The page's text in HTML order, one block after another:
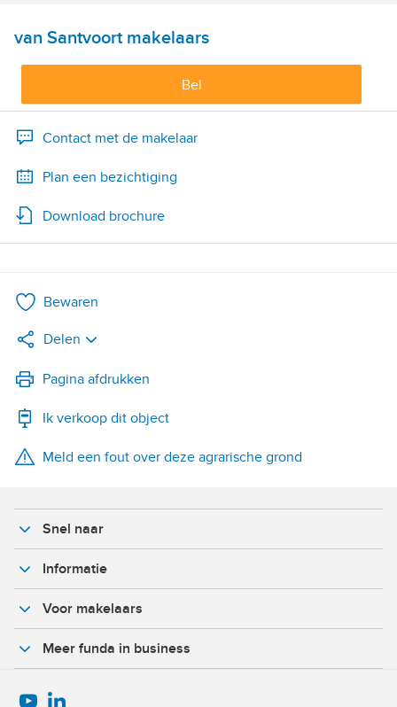
van Santvoort makelaars
Bel
Contact met de makelaar
Plan een bezichtiging
Download brochure
Bewaren
Delen
LinkedIn
WhatsApp
X
Pagina afdrukken
Ik verkoop dit object
Meld een fout over deze agrarische grond
Snel naar
Informatie
Voor makelaars
Meer funda in business